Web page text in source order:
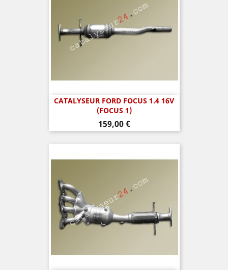
CATALYSEUR FORD FOCUS 1.4 16V
(FOCUS 1)
Prix
159,00 €